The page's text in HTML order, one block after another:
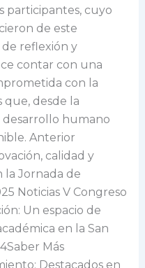
participantes, cuyo
de este
reflexión y
contar con una
con la
que, desde la
desarrollo humano
Anterior
calidad y
la Jornada de
Noticias V Congreso
Un espacio de
en la San
Más
Destacados en